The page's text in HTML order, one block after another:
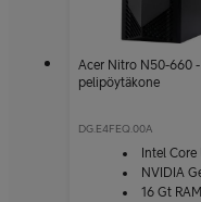
Acer Nitro N50-660 -
pelipöytäkone
DG.E4FEQ.00A
Intel Core
NVIDIA
16 Gt RAM &